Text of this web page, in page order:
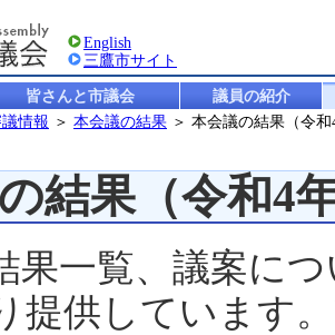
English
三鷹市サイト
皆さんと市議会
議員の紹介
情報 ＞ 本会議の結果 ＞ 本会議の結果（令
結果（令和4
一覧、議案に
提供しています